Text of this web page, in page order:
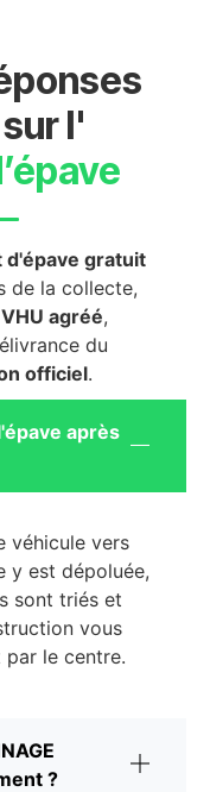
l'
d'épave gratuit
de la collecte,
agréé,
du
officiel.
après
véhicule vers
y est dépoluée,
sont triés et
vous
le centre.
?